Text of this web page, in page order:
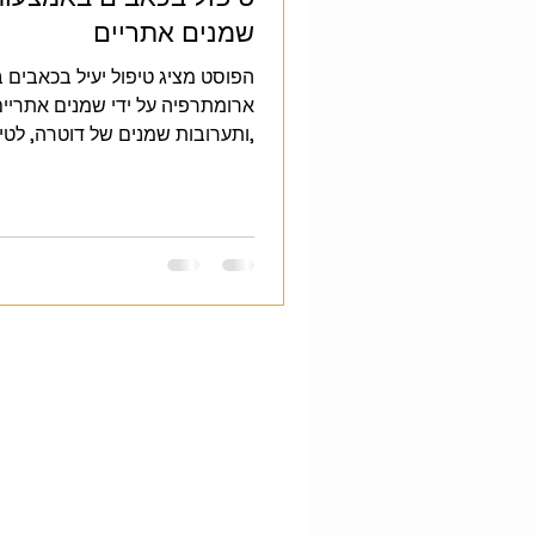
שמנים אתריים
הפוסט מציג טיפול יעיל
,ותערובות שמנים של דוטרה,